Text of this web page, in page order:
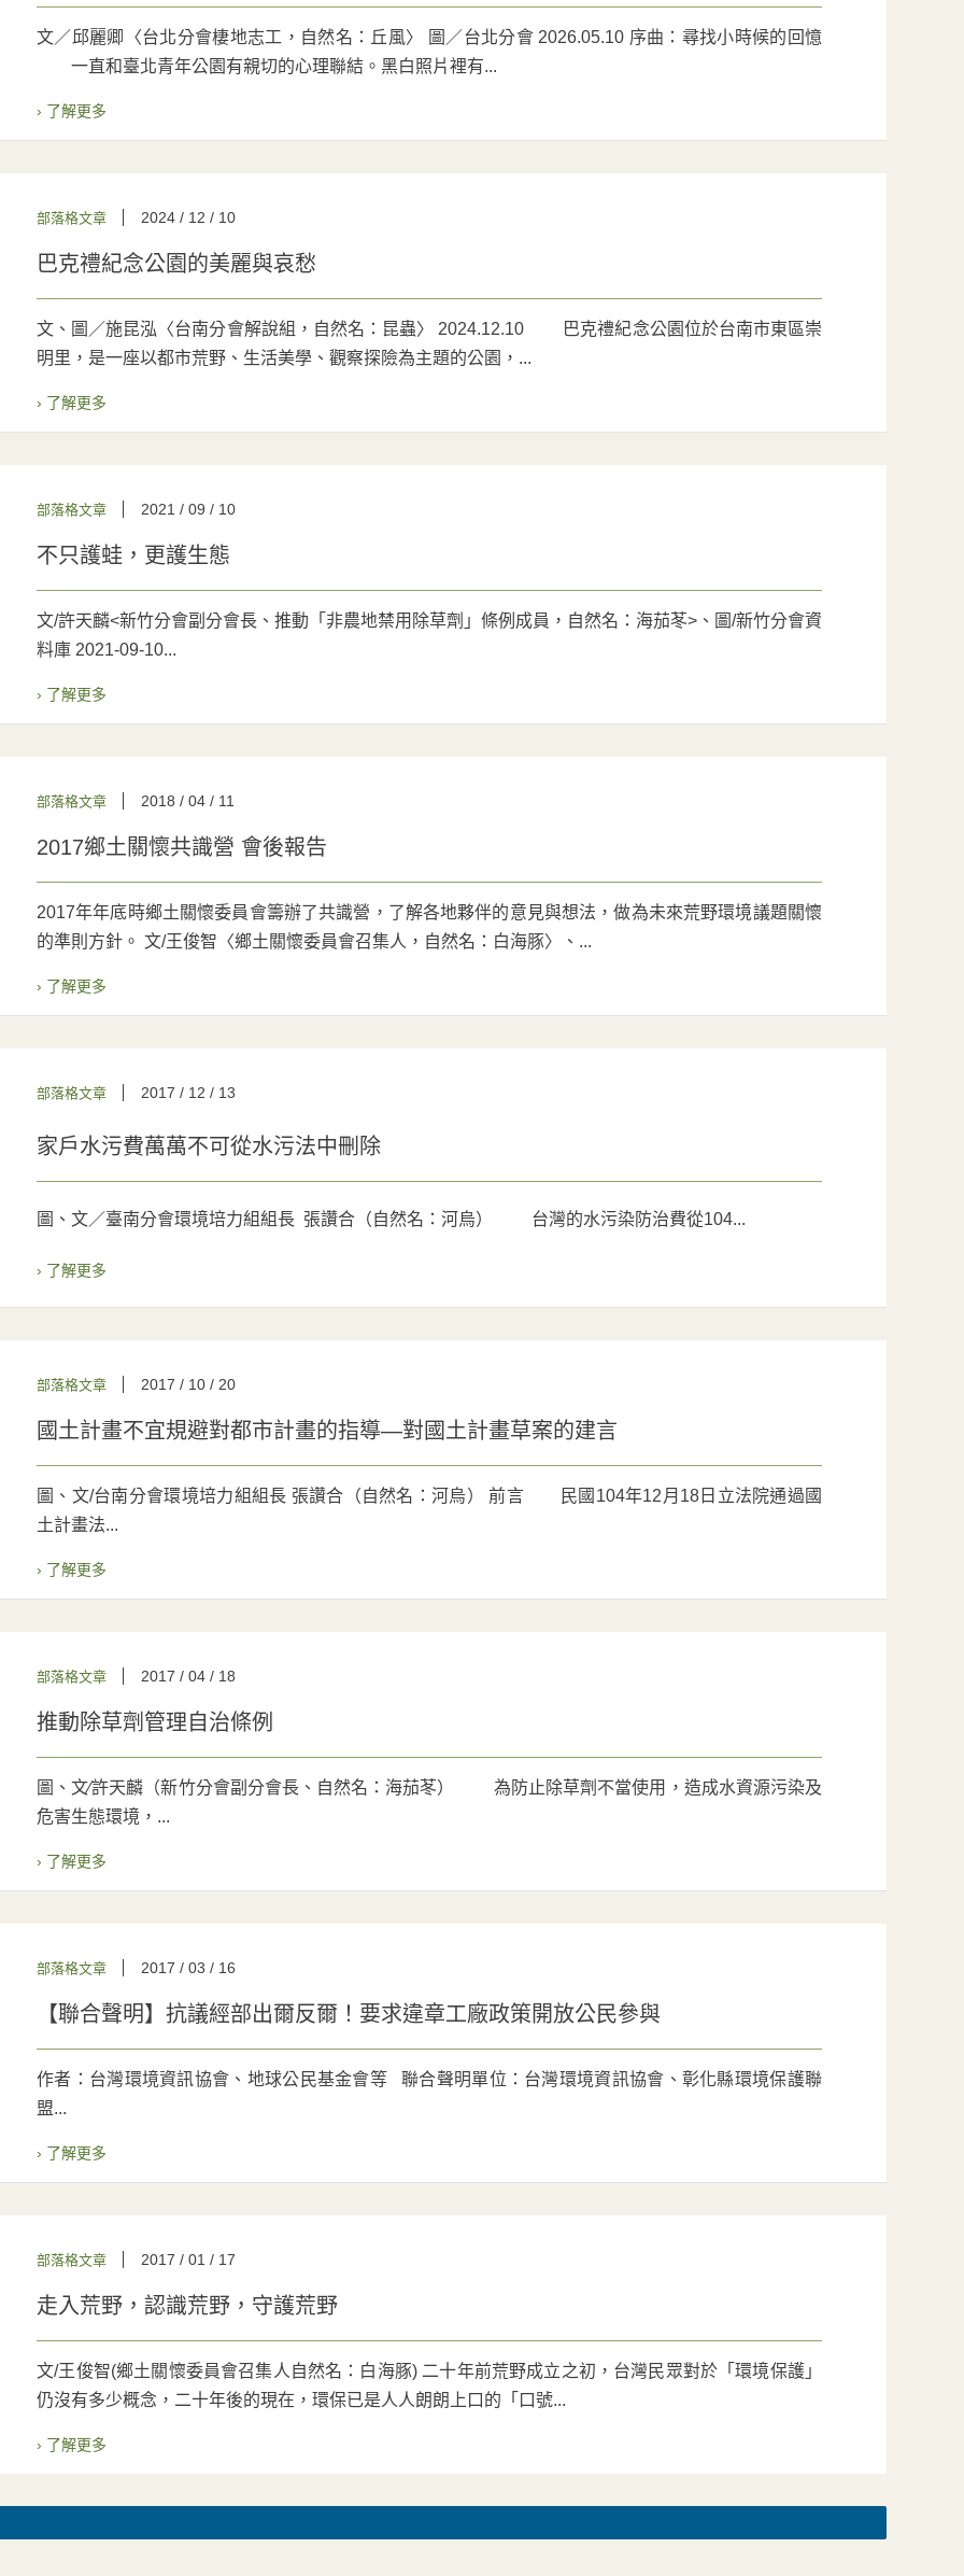
文／邱麗卿〈台北分會棲地志工，自然名：丘風〉 圖／台北分會 2026.05.10 序曲：尋找小時候的回憶
一直和臺北青年公園有親切的心理聯結。黑白照片裡有...
› 了解更多
部落格文章 2024 / 12 / 10
巴克禮紀念公園的美麗與哀愁
文、圖／施昆泓〈台南分會解說組，自然名：昆蟲〉 2024.12.10 巴克禮紀念公園位於台南市東區崇
明里，是一座以都市荒野、生活美學、觀察探險為主題的公園，...
› 了解更多
部落格文章 2021 / 09 / 10
不只護蛙，更護生態
文/許天麟<新竹分會副分會長、推動「非農地禁用除草劑」條例成員，自然名：海茄苳>、圖/新竹分會資
料庫 2021-09-10...
› 了解更多
部落格文章 2018 / 04 / 11
2017鄉土關懷共識營 會後報告
2017年年底時鄉土關懷委員會籌辦了共識營，了解各地夥伴的意見與想法，做為未來荒野環境議題關懷
的準則方針。 文/王俊智〈鄉土關懷委員會召集人，自然名：白海豚〉、...
› 了解更多
部落格文章 2017 / 12 / 13
家戶水污費萬萬不可從水污法中刪除
圖、文／臺南分會環境培力組組長 張讚合（自然名：河烏） 台灣的水污染防治費從104...
› 了解更多
部落格文章 2017 / 10 / 20
國土計畫不宜規避對都市計畫的指導—對國土計畫草案的建言
圖、文/台南分會環境培力組組長 張讚合（自然名：河烏） 前言 民國104年12月18日立法院通過國
土計畫法...
› 了解更多
部落格文章 2017 / 04 / 18
推動除草劑管理自治條例
圖、文∕許天麟（新竹分會副分會長、自然名：海茄苳） 為防止除草劑不當使用，造成水資源污染及
危害生態環境，...
› 了解更多
部落格文章 2017 / 03 / 16
【聯合聲明】抗議經部出爾反爾！要求違章工廠政策開放公民參與
作者：台灣環境資訊協會、地球公民基金會等 聯合聲明單位：台灣環境資訊協會、彰化縣環境保護聯
盟...
› 了解更多
部落格文章 2017 / 01 / 17
走入荒野，認識荒野，守護荒野
文/王俊智(鄉土關懷委員會召集人自然名：白海豚) 二十年前荒野成立之初，台灣民眾對於「環境保護」
仍沒有多少概念，二十年後的現在，環保已是人人朗朗上口的「口號...
› 了解更多